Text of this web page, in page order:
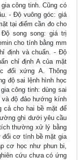
công tinh. Cũng có
- Độ vuông góc: giá
tại điểm cần đo cho
song song: giá trị
cho tính bằng mm
định và chuẩn. - Độ
chỉ định A của mặt
đối xứng A. Thông
độ sai lệnh hình học
công tinh: dùng sai
độ đảo hướng kính
cả cho hai bề mặt để
ghi dưới yêu cầu
thường xử lý bằng
đổi cơ tính bề mặt gia
cơ học như phun bi,
cứu chưa có ứng